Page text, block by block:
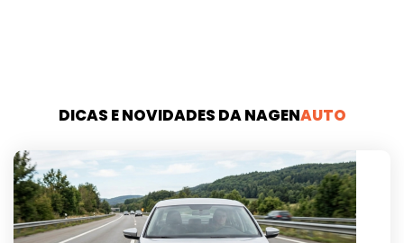
DICAS E NOVIDADES DA NAGENAUTO